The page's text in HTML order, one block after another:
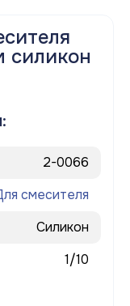
силикон
2-0066
смесителя
Силикон
1/10